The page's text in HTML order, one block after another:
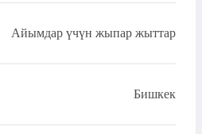
Айымдар үчүн жыпар жыттар
Бишкек